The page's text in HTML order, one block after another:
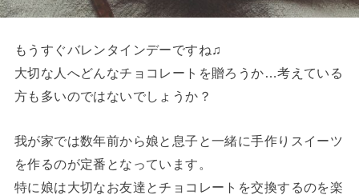
もうすぐバレンタインデーですね♫
大切な人へどんなチョコレートを贈ろうか…考えている
方も多いのではないでしょうか？
我が家では数年前から娘と息子と一緒に手作りスイーツ
を作るのが定番となっています。
特に娘は大切なお友達とチョコレートを交換するのを楽